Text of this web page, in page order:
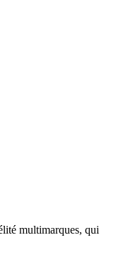
multimarques, qui